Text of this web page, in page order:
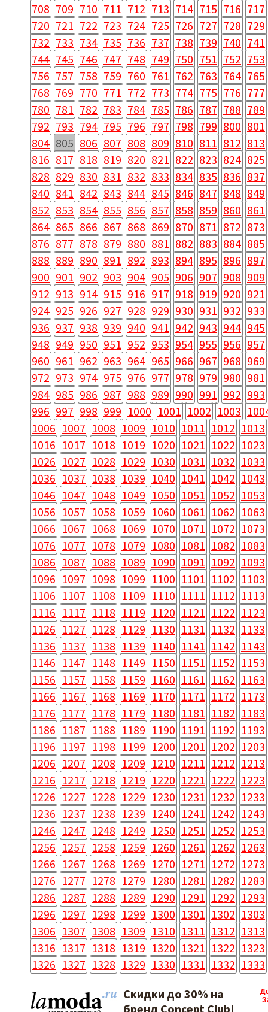
708 709 710 711 712 713 714 715 716 717
720 721 722 723 724 725 726 727 728 729
732 733 734 735 736 737 738 739 740 741
744 745 746 747 748 749 750 751 752 753
756 757 758 759 760 761 762 763 764 765
768 769 770 771 772 773 774 775 776 777
780 781 782 783 784 785 786 787 788 789
792 793 794 795 796 797 798 799 800 801
804 805 806 807 808 809 810 811 812 813
816 817 818 819 820 821 822 823 824 825
828 829 830 831 832 833 834 835 836 837
840 841 842 843 844 845 846 847 848 849
852 853 854 855 856 857 858 859 860 861
864 865 866 867 868 869 870 871 872 873
876 877 878 879 880 881 882 883 884 885
888 889 890 891 892 893 894 895 896 897
900 901 902 903 904 905 906 907 908 909
912 913 914 915 916 917 918 919 920 921
924 925 926 927 928 929 930 931 932 933
936 937 938 939 940 941 942 943 944 945
948 949 950 951 952 953 954 955 956 957
960 961 962 963 964 965 966 967 968 969
972 973 974 975 976 977 978 979 980 981
984 985 986 987 988 989 990 991 992 993
996 997 998 999 1000 1001 1002 1003
1006 1007 1008 1009 1010 1011 1012 1013
1016 1017 1018 1019 1020 1021 1022 1023
1026 1027 1028 1029 1030 1031 1032 1033
1036 1037 1038 1039 1040 1041 1042 1043
1046 1047 1048 1049 1050 1051 1052 1053
1056 1057 1058 1059 1060 1061 1062 1063
1066 1067 1068 1069 1070 1071 1072 1073
1076 1077 1078 1079 1080 1081 1082 1083
1086 1087 1088 1089 1090 1091 1092 1093
1096 1097 1098 1099 1100 1101 1102 1103
1106 1107 1108 1109 1110 1111 1112 1113
1116 1117 1118 1119 1120 1121 1122 1123
1126 1127 1128 1129 1130 1131 1132 1133
1136 1137 1138 1139 1140 1141 1142 1143
1146 1147 1148 1149 1150 1151 1152 1153
1156 1157 1158 1159 1160 1161 1162 1163
1166 1167 1168 1169 1170 1171 1172 1173
1176 1177 1178 1179 1180 1181 1182 1183
1186 1187 1188 1189 1190 1191 1192 1193
1196 1197 1198 1199 1200 1201 1202 1203
1206 1207 1208 1209 1210 1211 1212 1213
1216 1217 1218 1219 1220 1221 1222 1223
1226 1227 1228 1229 1230 1231 1232 1233
1236 1237 1238 1239 1240 1241 1242 1243
1246 1247 1248 1249 1250 1251 1252 1253
1256 1257 1258 1259 1260 1261 1262 1263
1266 1267 1268 1269 1270 1271 1272 1273
1276 1277 1278 1279 1280 1281 1282 1283
1286 1287 1288 1289 1290 1291 1292 1293
1296 1297 1298 1299 1300 1301 1302 1303
1306 1307 1308 1309 1310 1311 1312 1313
1316 1317 1318 1319 1320 1321 1322 1323
1326 1327 1328 1329 1330 1331 1332 1333
Скидки до 30% на
бренд Concept Club!